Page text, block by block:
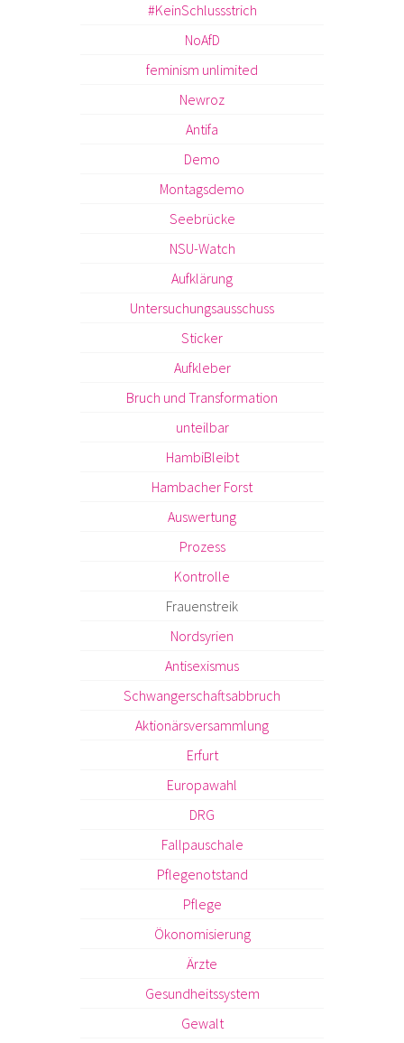
#KeinSchlussstrich
NoAfD
feminism unlimited
Newroz
Antifa
Demo
Montagsdemo
Seebrücke
NSU-Watch
Aufklärung
Untersuchungsausschuss
Sticker
Aufkleber
Bruch und Transformation
unteilbar
HambiBleibt
Hambacher Forst
Auswertung
Prozess
Kontrolle
Frauenstreik
Nordsyrien
Antisexismus
Schwangerschaftsabbruch
Aktionärsversammlung
Erfurt
Europawahl
DRG
Fallpauschale
Pflegenotstand
Pflege
Ökonomisierung
Ärzte
Gesundheitssystem
Gewalt